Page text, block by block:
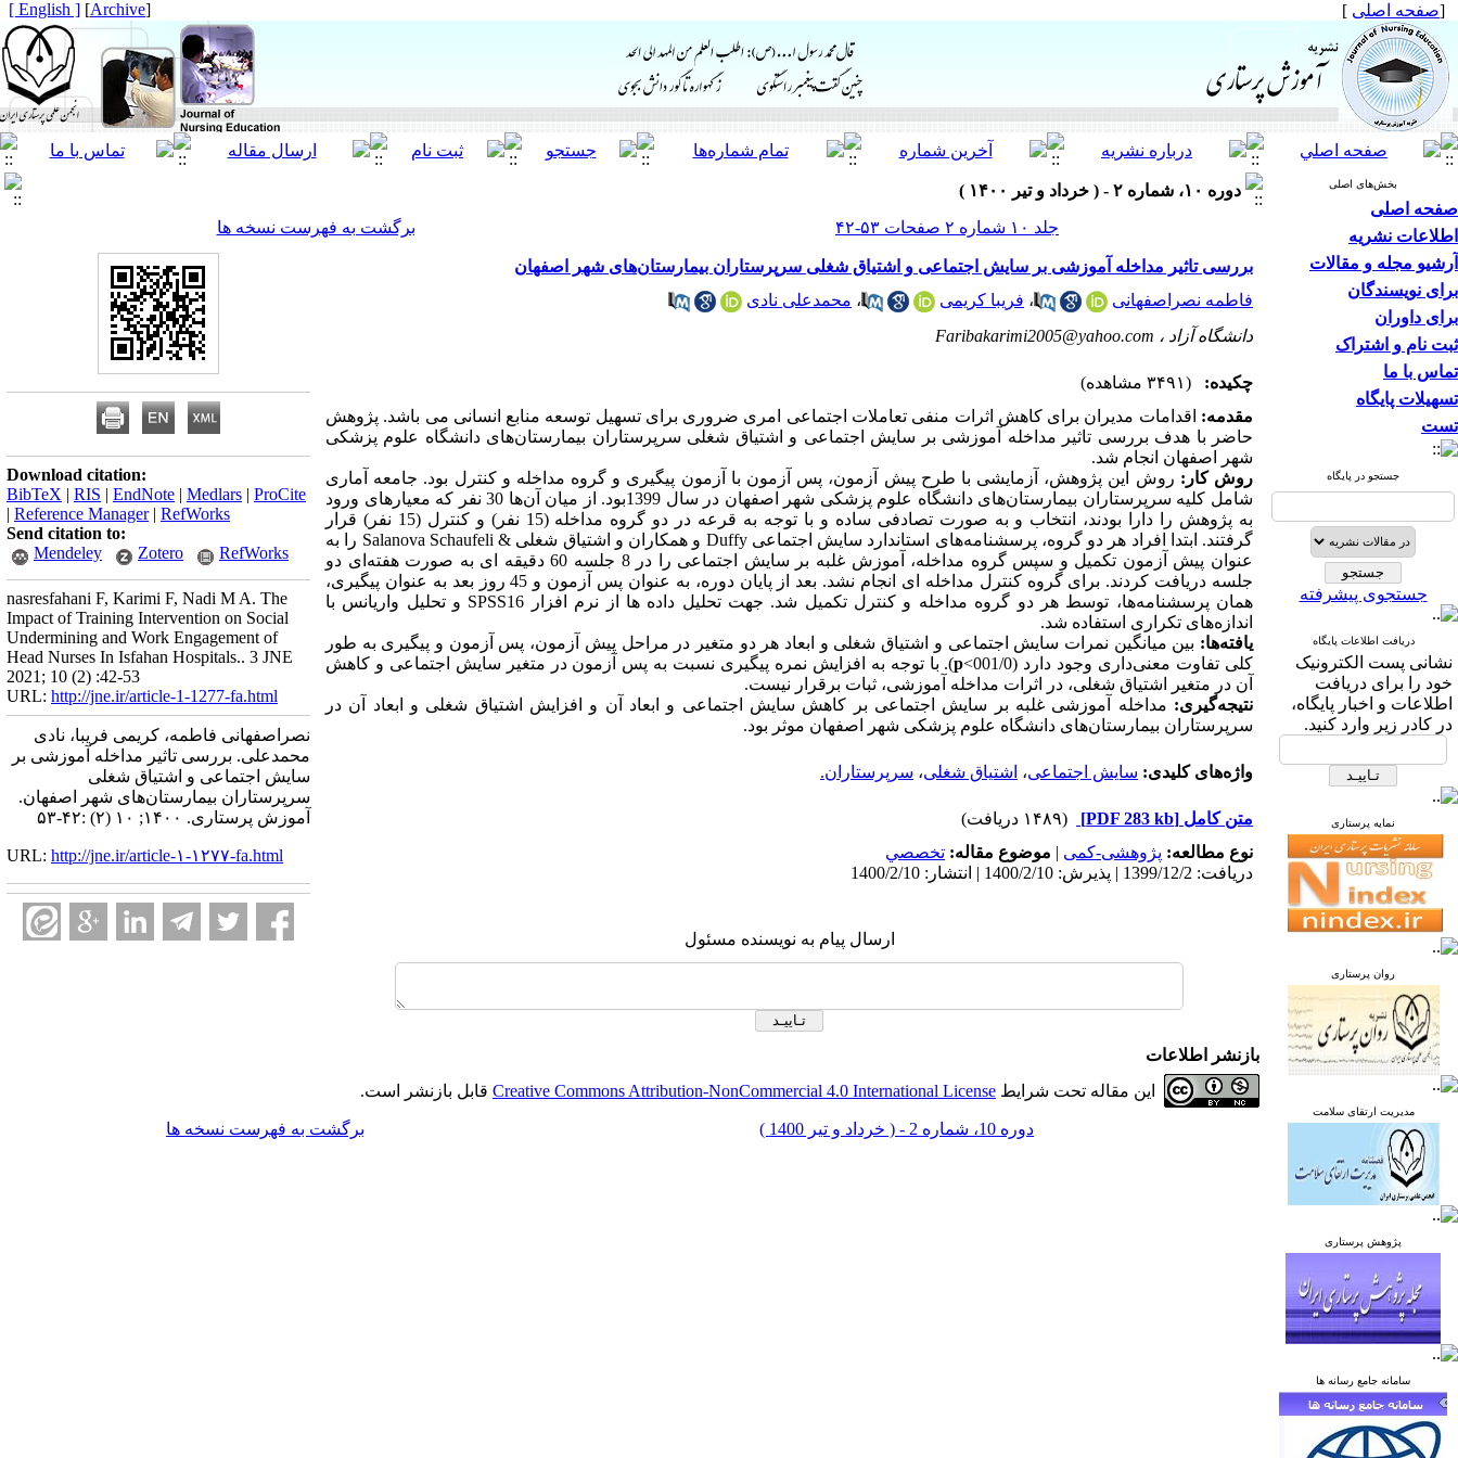
[صفحه اصلی ]
[
Archive
]
[ English ]
بخش‌های اصلی
صفحه اصلی
اطلاعات نشریه
آرشیو مجله و مقالات
برای نویسندگان
برای داوران
ثبت نام و اشتراک
تماس با ما
تسهیلات پایگاه
تست
جستجو در پایگاه
جستجوی پیشرفته
دریافت اطلاعات پایگاه
نشانی پست الکترونیک
خود را برای دریافت
اطلاعات و اخبار پایگاه،
در کادر زیر وارد کنید.
نمایه پرستاری
روان پرستاری
مدیریت ارتقای سلامت
پژوهش پرستاری
سامانه جامع رسانه ها
دوره ۱۰، شماره ۲ - ( خرداد و تیر ۱۴۰۰ )
جلد ۱۰ شماره ۲ صفحات ۵۳-۴۲
برگشت به فهرست نسخه ها
بررسی تاثیر مداخله آموزشی بر سایش اجتماعی و اشتیاق شغلی سرپرستاران بیمارستان‌های شهر اصفهان
فاطمه نصراصفهانی
، فریبا کریمی ، محمدعلی نادی
دانشگاه آزاد ، Faribakarimi2005@yahoo.com
چکیده:
(۳۴۹۱ مشاهده)
مقدمه: اقدامات مدیران برای کاهش اثرات منفی تعاملات اجتماعی امری ضروری برای تسهیل توسعه منابع انسانی می باشد. پژوهش
حاضر با هدف بررسی تاثیر مداخله آموزشی بر سایش اجتماعی و اشتیاق شغلی سرپرستاران بیمارستان‌های دانشگاه علوم پزشکی
شهر اصفهان انجام شد.
روش کار: روش این پژوهش، آزمایشی با طرح پیش آزمون، پس آزمون با آزمون پیگیری و گروه مداخله و کنترل بود. جامعه آماری
شامل کلیه سرپرستاران بیمارستان‌های دانشگاه علوم پزشکی شهر اصفهان در سال 1399بود. از میان آن‌ها 30 نفر که معیارهای ورود
به پژوهش را دارا بودند، انتخاب و به صورت تصادفی ساده و با توجه به قرعه در دو گروه مداخله (15 نفر) و کنترل (15 نفر) قرار
گرفتند. ابتدا
افراد هر دو گروه، پرسشنامه‌های استاندارد سایش اجتماعیDuffy و همکاران و اشتیاق شغلی Schaufeli &
Salanova را به
عنوان پیش آزمون تکمیل و سپس گروه مداخله
، آموزش غلبه بر سایش اجتماعی را در 8 جلسه 60 دقیقه ای به صورت هفته‌ای دو
جلسه دریافت کردند. برای گروه کنترل مداخله ای انجام نشد. بعد از پایان دوره، به عنوان پس آزمون و 45 روز بعد به عنوان پیگیری،
همان پرسشنامه‌ها، توسط هر دو گروه مداخله و کنترل تکمیل شد. جهت تحلیل داده ها از نرم افزار SPSS16 و تحلیل واریانس با
اندازه‌های تکراری استفاده شد.
یافته‌ها: بین میانگین نمرات سایش اجتماعی و اشتیاق شغلی و ابعاد هر دو متغیر در مراحل پیش آزمون، پس آزمون و پیگیری به طور
کلی تفاوت معنی‌داری وجود دارد (001/0>
p
). با توجه به افزایش نمره پیگیری نسبت به پس آزمون در متغیر سایش اجتماعی و کاهش
آن در متغیر اشتیاق شغلی، در اثرات مداخله آموزشی، ثبات برقرار نیست.
نتیجه‌گیری: مداخله آموزشی غلبه بر سایش اجتماعی بر کاهش سایش اجتماعی و ابعاد آن و افزایش اشتیاق شغلی و ابعاد آن در
سرپرستاران بیمارستان‌های دانشگاه علوم پزشکی شهر اصفهان موثر بود.
واژه‌های کلیدی: سایش اجتماعی، اشتیاق شغلی، سرپرستاران.
متن کامل [PDF 283 kb]
(۱۴۸۹ دریافت)
نوع مطالعه: پژوهشی-کمی | موضوع مقاله: تخصصي
دریافت: 1399/12/2 | پذیرش: 1400/2/10 | انتشار: 1400/2/10
ارسال پیام به نویسنده مسئول
Download citation:
BibTeX | RIS | EndNote | Medlars | ProCite
| Reference Manager| RefWorks
Send citation to:
Mendeley
Zotero RefWorks
nasresfahani F, Karimi F, Nadi M A. The
Impact of Training Intervention on Social
Undermining and Work Engagement of
Head Nurses In Isfahan Hospitals.. 3 JNE
2021; 10 (2) :42-53
URL: http://jne.ir/article-1-1277-fa.html
نصراصفهانی فاطمه، کریمی فریبا، نادی
محمدعلی. بررسی تاثیر مداخله آموزشی بر
سایش اجتماعی و اشتیاق شغلی
سرپرستاران بیمارستان‌های شهر اصفهان.
آموزش پرستاری. ۱۴۰۰; ۱۰ (۲) :۴۲-۵۳
URL: http://jne.ir/article-۱-۱۲۷۷-fa.html
بازنشر اطلاعات
این مقاله تحت شرایط Creative Commons Attribution-NonCommercial 4.0 International License قابل بازنشر است.
دوره 10، شماره 2 - ( خرداد و تیر 1400 ) برگشت به فهرست نسخه ها